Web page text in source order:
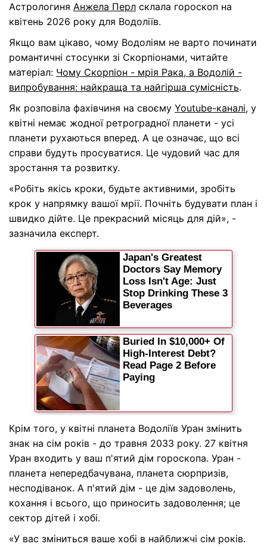
Астрологиня Анжела Перл склала гороскоп на
квітень 2026 року для Водоліїв.
Якщо вам цікаво, чому Водоліям не варто починати
романтичні стосунки зі Скорпіонами, читайте
матеріал: Чому Скорпіон - мрія Рака, а Водолій -
випробування: найкраща та найгірша сумісність.
Як розповіла фахівчиня на своєму Youtube-каналі, у
квітні немає жодної ретроградної планети - усі
планети рухаються вперед. А це означає, що всі
справи будуть просуватися. Це чудовий час для
зростання та розвитку.
«Робіть якісь кроки, будьте активними, зробіть
крок у напрямку вашої мрії. Почніть будувати план і
швидко дійте. Це прекрасний місяць для дій», -
зазначила експерт.
Крім того, у квітні планета Водоліїв Уран змінить
знак на сім років - до травня 2033 року. 27 квітня
Уран входить у ваш п'ятий дім гороскопа. Уран -
планета непередбачувана, планета сюрпризів,
несподіванок. А п'ятий дім - це дім задоволень,
кохання і всього, що приносить задоволення; це
сектор дітей і хобі.
«У вас зміниться ваше хобі в найближчі сім років.